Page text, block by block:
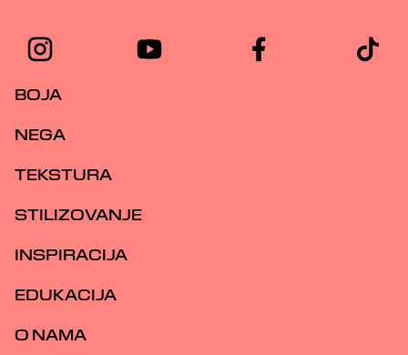
BOJA
NEGA
TEKSTURA
STILIZOVANJE
INSPIRACIJA
EDUKACIJA
O NAMA